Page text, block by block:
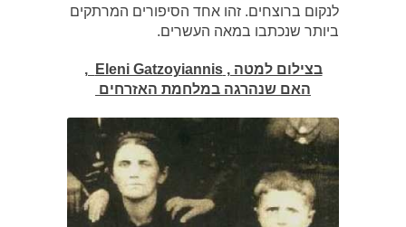
לנקום ברוצחים. זהו אחד הסיפורים המרתקים
ביותר שנכתבו במאה העשרים.
בצילום למטה , Eleni Gatzoyiannis ,
האם שנהרגה במלחמת האזרחים